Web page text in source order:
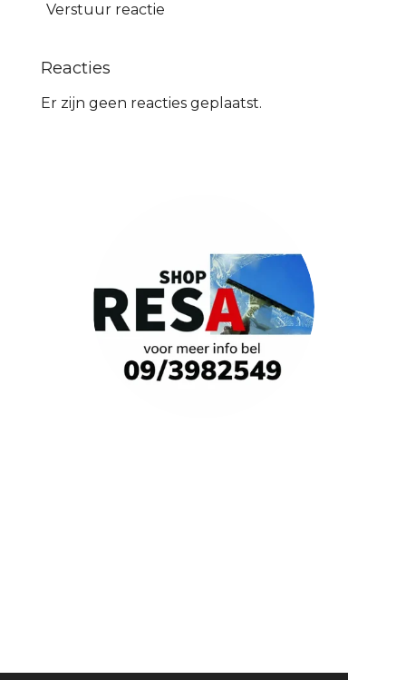
Verstuur reactie
Reacties
Er zijn geen reacties geplaatst.